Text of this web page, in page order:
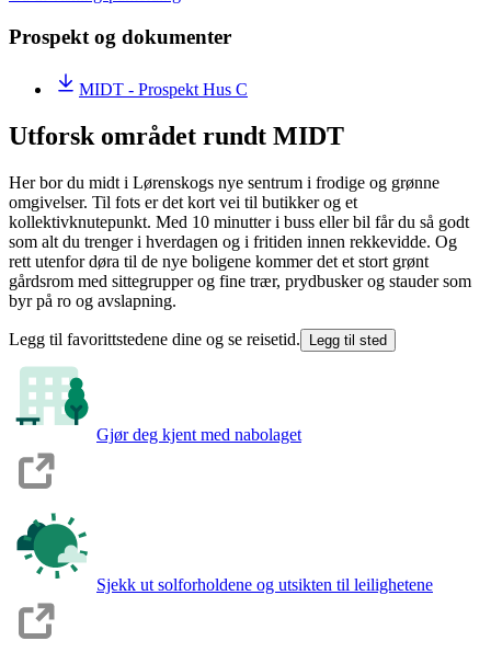
Prospekt og dokumenter
MIDT - Prospekt Hus C
Utforsk området rundt MIDT
Her bor du midt i Lørenskogs nye sentrum i frodige og grønne
omgivelser. Til fots er det kort vei til butikker og et
kollektivknutepunkt. Med 10 minutter i buss eller bil får du så godt
som alt du trenger i hverdagen og i fritiden innen rekkevidde. Og
rett utenfor døra til de nye boligene kommer det et stort grønt
gårdsrom med sittegrupper og fine trær, prydbusker og stauder som
byr på ro og avslapning.
Legg til favorittstedene dine og se reisetid. Legg til sted
Gjør deg kjent med nabolaget
Sjekk ut solforholdene og utsikten til leilighetene